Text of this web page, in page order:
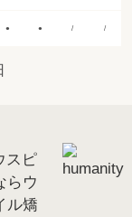
● ● / /